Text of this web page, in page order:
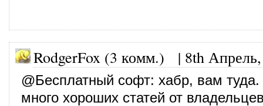
RodgerFox (3 комм.) | 8th
@Бесплатный софт: хабр, вам
много хороших статей от